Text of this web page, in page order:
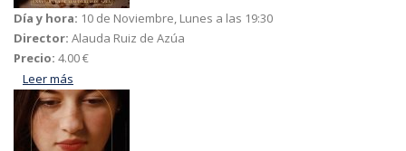
Día y hora: 10 de Noviembre, Lunes a las 19:30
Director: Alauda Ruiz de Azúa
Precio: 4.00 €
Leer más